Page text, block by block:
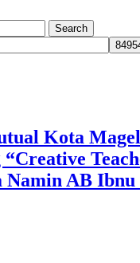
Kota
Namin AB